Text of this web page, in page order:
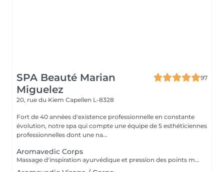
SPA Beauté Marian
Miguelez
97
20, rue du Kiem Capellen L-8328
Fort de 40 années d'existence professionnelle en constante
évolution, notre spa qui compte une équipe de 5 esthéticiennes
professionnelles dont une na...
Aromavedic Corps
Massage d'inspiration ayurvédique et pression des points marmas selon votre dosha (vata, pitta, kapha), tant avec les couleurs que les parfums et le choix des huiles. Une tisane vous sera servie après le soin.